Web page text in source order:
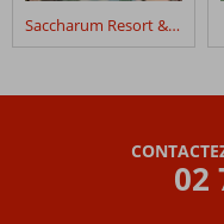
Fly
Saccharum Resort & Spa
02